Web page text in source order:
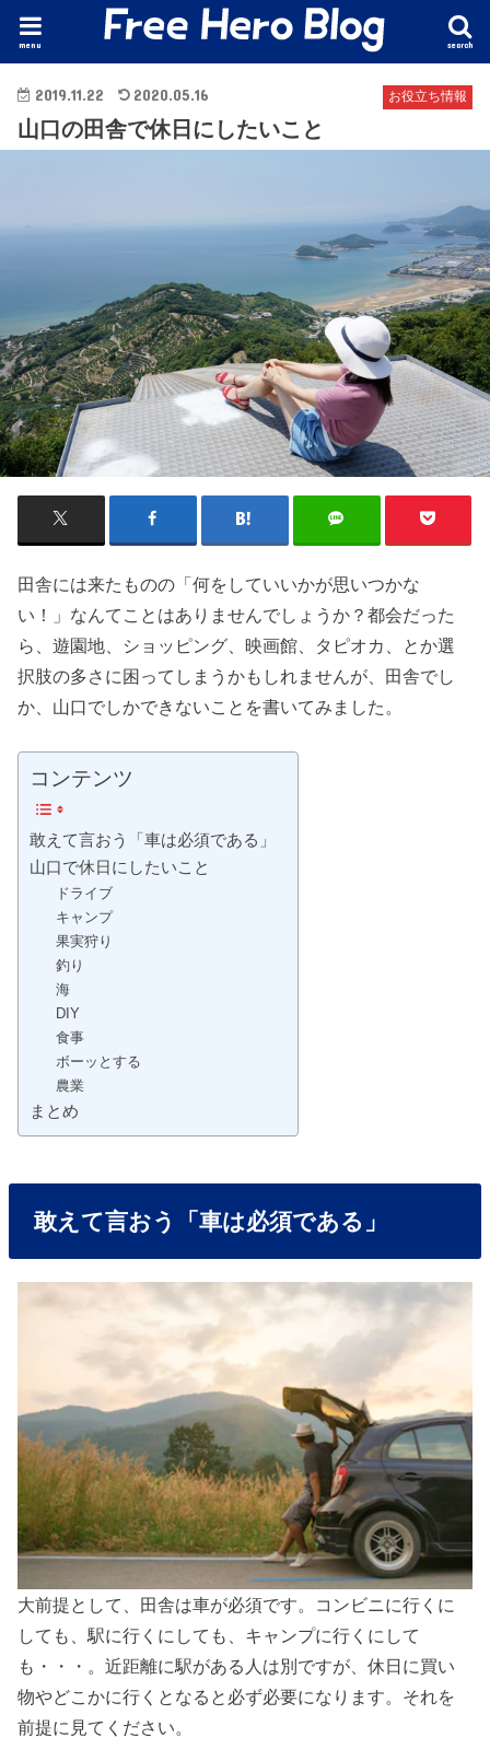
search
menu
お役立ち情報
2019.11.22 2020.05.16
山口の田舎で休日にしたいこと
田舎には来たものの「何をしていいかが思いつかな
い！」なんてことはありませんでしょうか？都会だった
ら、遊園地、ショッピング、映画館、タピオカ、とか選
択肢の多さに困ってしまうかもしれませんが、田舎でし
か、山口でしかできないことを書いてみました。
コンテンツ
敢えて言おう「車は必須である」
山口で休日にしたいこと
ドライブ
キャンプ
果実狩り
釣り
海
DIY
食事
ボーッとする
農業
まとめ
敢えて言おう「車は必須である」
大前提として、田舎は車が必須です。コンビニに行くに
しても、駅に行くにしても、キャンプに行くにして
も・・・。近距離に駅がある人は別ですが、休日に買い
物やどこかに行くとなると必ず必要になります。それを
前提に見てください。